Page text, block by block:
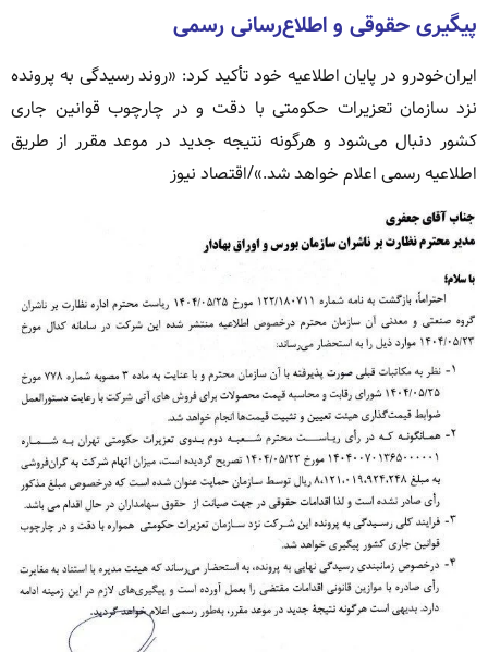
پیگیری حقوقی و اطلاع‌رسانی رسمی
ایران‌خودرو در پایان اطلاعیه خود تأکید کرد: «روند رسیدگی به پرونده
نزد سازمان تعزیرات حکومتی با دقت و در چارچوب قوانین جاری
کشور دنبال می‌شود و هرگونه نتیجه جدید در موعد مقرر از طریق
اطلاعیه رسمی اعلام خواهد شد.»/اقتصاد نیوز